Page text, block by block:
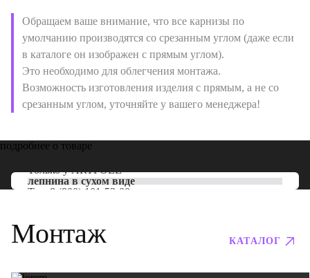
Обращаем ваше внимание, что все карнизы по
умолчанию производятся со срезанным углом (даже если
в каталоге он изображен с прямым углом).
Это необходимо для облегчения монтажа.
Возможность изготовления изделия с прямым, а не со
срезанным углом, уточняйте у вашего менеджера!
подробнее о товаре
Только уARTPOLE
лепнина в сухом виде
Тел: 8 (800) 101-53-00
Монтаж КАТАЛОГ